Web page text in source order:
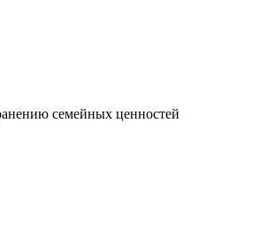
семейных ценностей